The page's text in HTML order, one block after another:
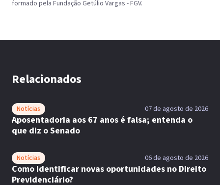
formado pela Fundação Getúlio Vargas - FGV.
Relacionados
Notícias 07 de agosto de 2026
Aposentadoria aos 67 anos é falsa; entenda o
que diz o Senado
Notícias 06 de agosto de 2026
Como identificar novas oportunidades no Direito
Previdenciário?